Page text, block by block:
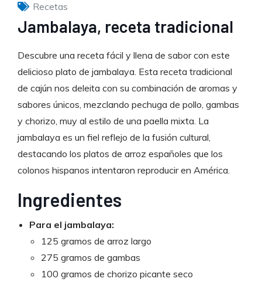
Recetas
Jambalaya, receta tradicional
Descubre una receta fácil y llena de sabor con este
delicioso plato de jambalaya. Esta receta tradicional
de cajún nos deleita con su combinación de aromas y
sabores únicos, mezclando pechuga de pollo, gambas
y chorizo, muy al estilo de una paella mixta. La
jambalaya es un fiel reflejo de la fusión cultural,
destacando los platos de arroz españoles que los
colonos hispanos intentaron reproducir en América.
Ingredientes
Para el jambalaya:
125 gramos de arroz largo
275 gramos de gambas
100 gramos de chorizo picante seco